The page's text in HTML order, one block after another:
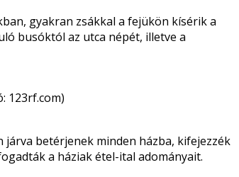
gyakran zsákkal a fejükön kísérik a
busóktól az utca népét, illetve a
123rf.com)
betérjenek minden házba, kifejezzék
a háziak étel-ital adományait.